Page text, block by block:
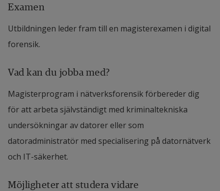
Examen
Utbildningen leder fram till en magisterexamen i digital
forensik.
Vad kan du jobba med?
Magisterprogram i nätverksforensik förbereder dig
för att arbeta självständigt med kriminaltekniska
undersökningar av datorer eller som
datoradministratör med specialisering på datornätverk
och IT-säkerhet.
Möjligheter att studera vidare